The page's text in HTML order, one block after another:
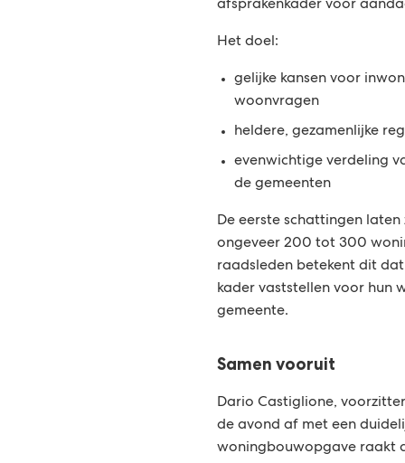
afsprakenkader voor
Het doel:
gelijke kansen voor
woonvragen
heldere, gezamenlijke
evenwichtige verdeling
de gemeenten
De eerste schattingen
ongeveer 200 tot 300
raadsleden betekent dit
kader vaststellen voor hun
gemeente.
Samen vooruit
Dario Castiglione,
de avond af met een
woningbouwopgave raakt